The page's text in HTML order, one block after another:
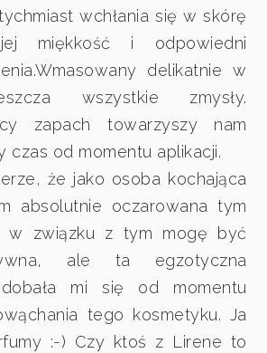
wchłania się w skórę
jej miękkość i odpowiedni
delikatnie w
wszystkie zmysły.
zapach towarzyszy nam
czas od momentu aplikacji.
że jako osoba kochająca
absolutnie oczarowana tym
w związku z tym mogę być
ale ta egzotyczna
mi się od momentu
tego kosmetyku. Ja
:-) Czy ktoś z Lirene to